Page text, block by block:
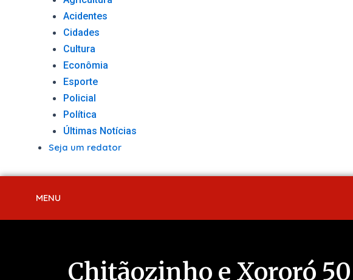
Acidentes
Cidades
Cultura
Econômia
Esporte
Policial
Política
Últimas Notícias
Seja um redator
MENU
Chitãozinho e Xororó